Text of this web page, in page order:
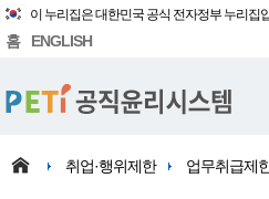
이 누리집은 대한민국 공식 전자정부 누리집
홈 ENGLISH
취업·행위제한 업무취급제